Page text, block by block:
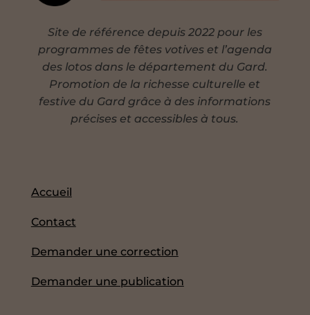
Site de référence depuis 2022 pour les
programmes de fêtes votives et l’agenda
des lotos dans le département du Gard.
Promotion de la richesse culturelle et
festive du Gard grâce à des informations
précises et accessibles à tous.
Accueil
Contact
Demander une correction
Demander une publication